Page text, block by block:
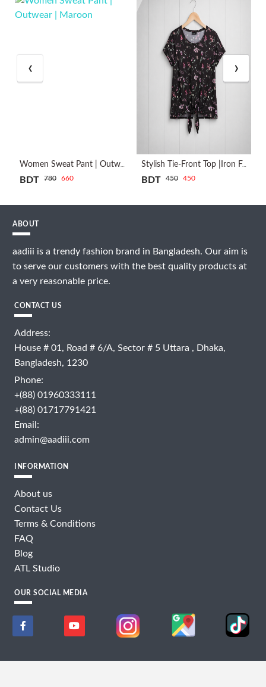
Women Sweat Pant | Outwear | Maroon
780 660
Stylish Tie-Front Top |Iron Free | Coffee Been
450 450
‹ ›
ABOUT
aadiii is a trendy fashion brand in Bangladesh. Our aim is
to serve our customers with the best quality products at
a very reasonable price.
CONTACT US
Address:
House # 01, Road # 6/A, Sector # 5 Uttara , Dhaka,
Bangladesh, 1230
Phone:
+(88) 01960333111
+(88) 01717791421
Email:
admin@aadiii.com
INFORMATION
About us
Contact Us
Terms & Conditions
FAQ
Blog
ATL Studio
OUR SOCIAL MEDIA